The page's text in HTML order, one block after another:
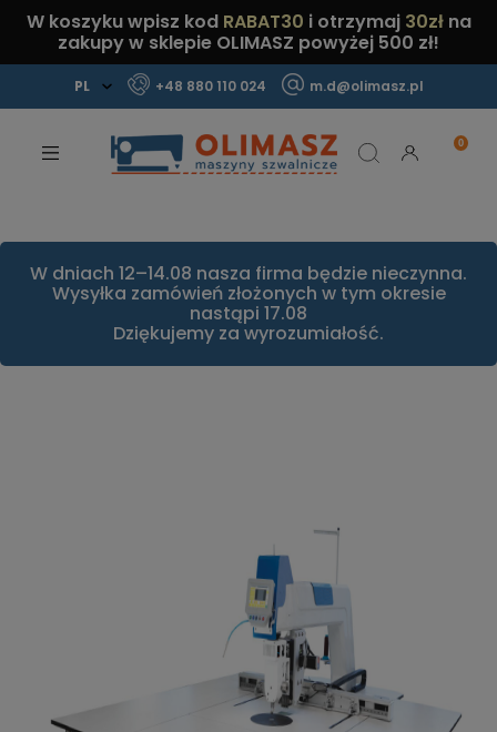
W koszyku wpisz kod RABAT30 i otrzymaj 30złna
zakupy w sklepie OLIMASZ powyżej 500 zł!
+48 880 110 024 m.d@olimasz.pl
Sprawdź!
W dniach 12–14.08 nasza firma będzie nieczynna.
Wysyłka zamówień złożonych w tym okresie
nastąpi 17.08
Dziękujemy za wyrozumiałość.